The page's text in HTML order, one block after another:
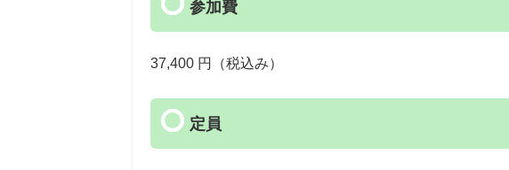
参加費
37,400 円（税込み）
定員